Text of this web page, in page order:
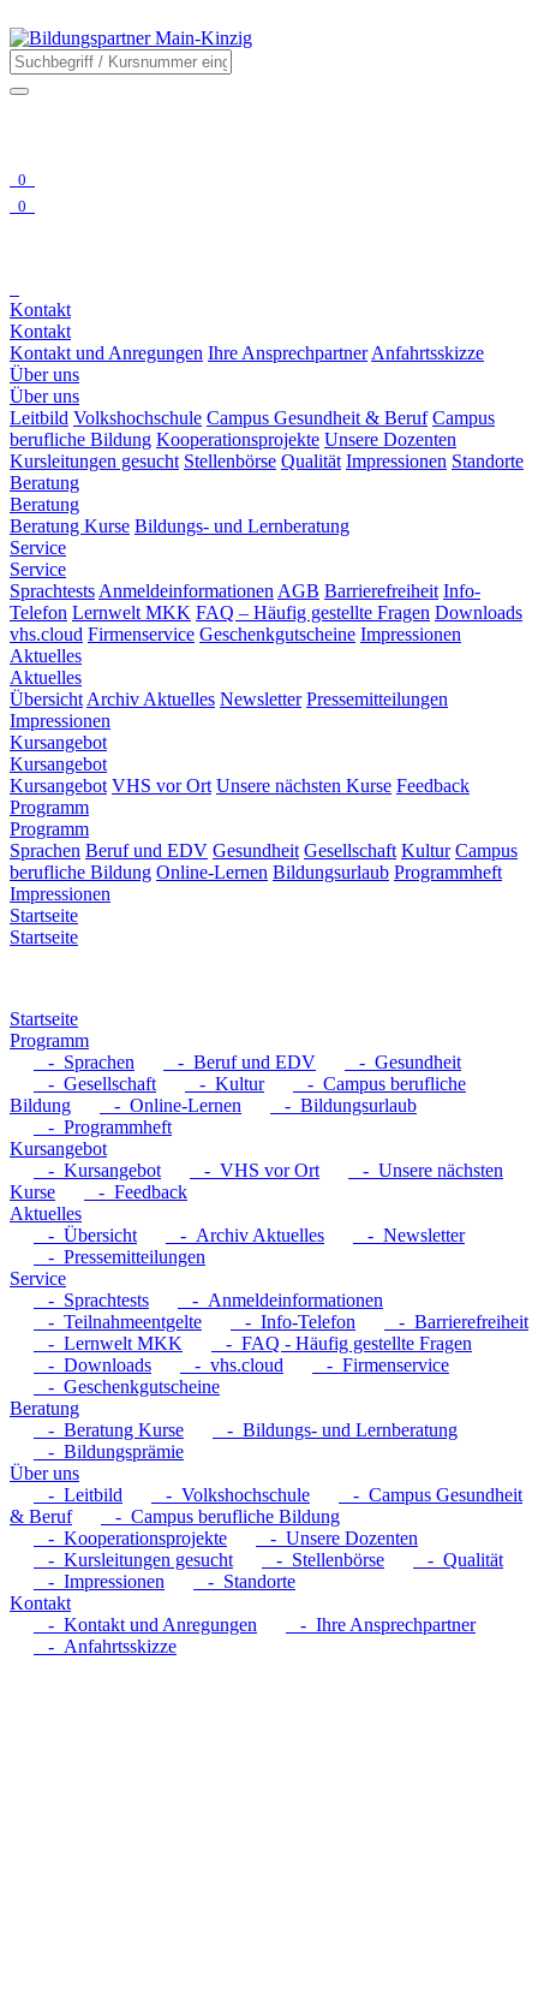
0
0
Kontakt
Kontakt
Kontakt und Anregungen Ihre Ansprechpartner Anfahrtsskizze
Über uns
Über uns
Leitbild Volkshochschule Campus Gesundheit & Beruf Campus
berufliche Bildung Kooperationsprojekte Unsere Dozenten
Kursleitungen gesucht Stellenbörse Qualität Impressionen Standorte
Beratung
Beratung
Beratung Kurse Bildungs- und Lernberatung
Service
Service
Sprachtests Anmeldeinformationen AGB Barrierefreiheit Info-
Telefon Lernwelt MKK FAQ – Häufig gestellte Fragen Downloads
vhs.cloud Firmenservice Geschenkgutscheine Impressionen
Aktuelles
Aktuelles
Übersicht Archiv Aktuelles Newsletter Pressemitteilungen
Impressionen
Kursangebot
Kursangebot
Kursangebot VHS vor Ort Unsere nächsten Kurse Feedback
Programm
Programm
Sprachen Beruf und EDV Gesundheit Gesellschaft Kultur Campus
berufliche Bildung Online-Lernen Bildungsurlaub Programmheft
Impressionen
Startseite
Startseite
Startseite
Programm
- Sprachen
- Beruf und EDV
- Gesundheit
- Gesellschaft
- Kultur
- Campus berufliche
Bildung
- Online-Lernen
- Bildungsurlaub
- Programmheft
Kursangebot
- Kursangebot
- VHS vor Ort
- Unsere nächsten
Kurse
- Feedback
Aktuelles
- Übersicht
- Archiv Aktuelles
- Newsletter
- Pressemitteilungen
Service
- Sprachtests
- Anmeldeinformationen
- Teilnahmeentgelte
- Info-Telefon
- Barrierefreiheit
- Lernwelt MKK
- FAQ - Häufig gestellte Fragen
- Downloads
- vhs.cloud
- Firmenservice
- Geschenkgutscheine
Beratung
- Beratung Kurse
- Bildungs- und Lernberatung
- Bildungsprämie
Über uns
- Leitbild
- Volkshochschule
- Campus Gesundheit
& Beruf
- Campus berufliche Bildung
- Kooperationsprojekte
- Unsere Dozenten
- Kursleitungen gesucht
- Stellenbörse
- Qualität
- Impressionen
- Standorte
Kontakt
- Kontakt und Anregungen
- Ihre Ansprechpartner
- Anfahrtsskizze